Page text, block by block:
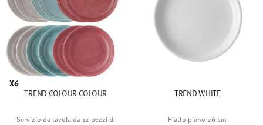
X6
TREND COLOUR COLOUR
Servizio da tavola da 12 pezzi di
TREND WHITE
Piatto piano 26 cm